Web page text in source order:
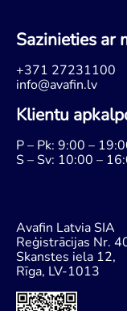
Sazinieties ar
+371 27231100
info@avafin.lv
Klientu
P – Pk: 9:00 –
S – Sv: 10:00 –
Avafin Latvia SIA
Reģistrācijas Nr.
Skanstes iela 12,
Rīga, LV-1013